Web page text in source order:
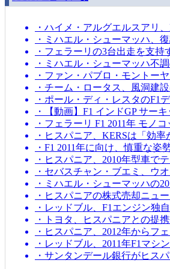
・ハイメ・アルグエルスアリ
・ミハエル・シューマッハ、
・フェラーリの3台出走を支持
・ミハエル・シューマッハ不
・ファン・パブロ・モントー
・チーム・ロータス、風洞建
・ポール・ディ・レスタのF1
・【動画】F1 インドGP サー
・フェラーリ F1 2011年 モノ
・ヒスパニア、KERSは「効率
・F1 2011年に向け、慎重な
・ヒスパニア、2010年型車で
・セバスチャン・ブエミ、ウ
・ミハエル・シューマッハの
・ヒスパニアの株式売却ニュ
・レッドブル、F1エンジン独
・トヨタ、ヒスパニアとの提
・ヒスパニア、2012年からフ
・レッドブル、2011年F1マシ
・サンタンデール銀行がヒス